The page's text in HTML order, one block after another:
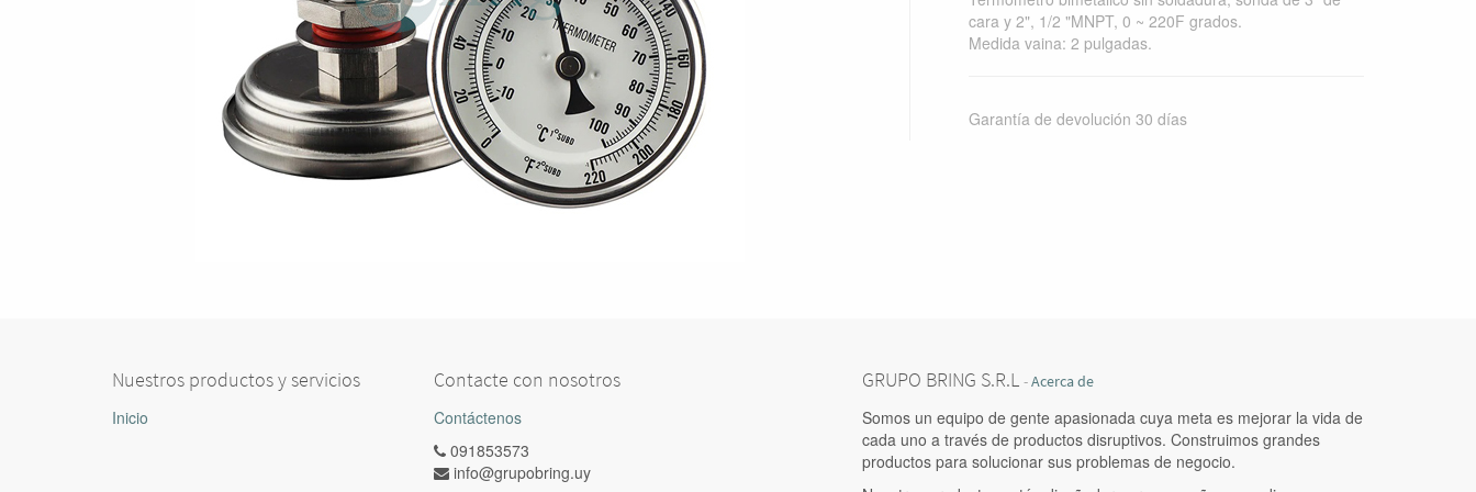
cara y 2", 1/2 "MNPT, 0 ~ 220F grados.
Medida vaina: 2 pulgadas.
Garantía de devolución 30 días
Nuestros productos y servicios
Inicio
Contacte con nosotros
Contáctenos
091853573
info@grupobring.uy
GRUPO BRING S.R.L -Acerca de
Somos un equipo de gente apasionada cuya meta es mejorar la vida de
cada uno a través de productos disruptivos. Construimos grandes
productos para solucionar sus problemas de negocio.